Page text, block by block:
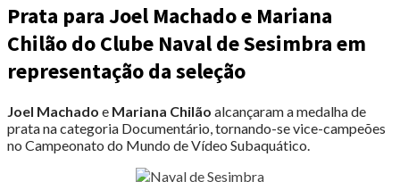
Prata para Joel Machado e Mariana
Chilão do Clube Naval de Sesimbra em
representação da seleção
Joel Machado e Mariana Chilão alcançaram a medalha de
prata na categoria Documentário, tornando-se vice-campeões
no Campeonato do Mundo de Vídeo Subaquático.